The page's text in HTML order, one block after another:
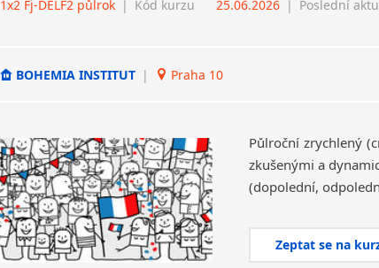
1x2 Fj-DELF2 půlrok | Kód kurzu 25.06.2026 | Poslední
BOHEMIA INSTITUT | Praha 10
Půlroční zrychlený
zkušenými a
(dopolední,
Zeptat se na